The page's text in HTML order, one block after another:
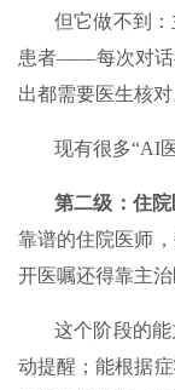
但它做不到
患者——每次对话
出都需要医生核对
现有很多“AI
第二级：住院
靠谱的住院医师
开医嘱还得靠主治
这个阶段的
动提醒；能根据